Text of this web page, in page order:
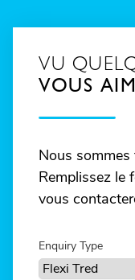
VU
VOUS
Nous
Remplissez le
vous
Enquiry Type